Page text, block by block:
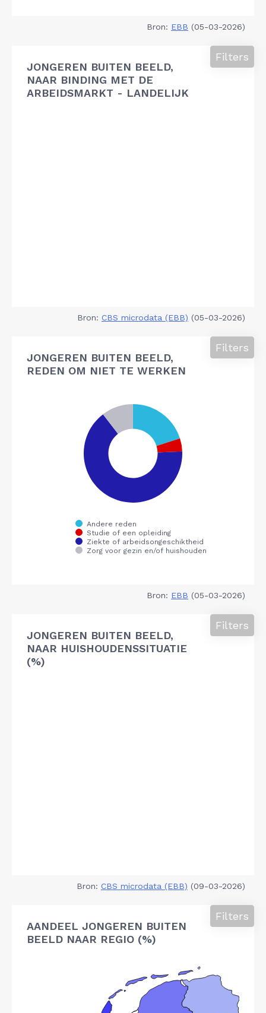
Bron: EBB (05-03-2026)
JONGEREN BUITEN BEELD,
NAAR BINDING MET DE
ARBEIDSMARKT - LANDELIJK
Filters
Bron: CBS microdata (EBB) (05-03-2026)
JONGEREN BUITEN BEELD,
REDEN OM NIET TE WERKEN
Filters
Bron: EBB (05-03-2026)
JONGEREN BUITEN BEELD,
NAAR HUISHOUDENSSITUATIE
(%)
Filters
Bron: CBS microdata (EBB) (09-03-2026)
AANDEEL JONGEREN BUITEN
BEELD NAAR REGIO (%)
Filters